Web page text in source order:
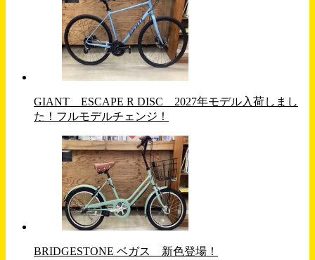
GIANT ESCAPE R DISC 2027年モデル入荷しまし
た！フルモデルチェンジ！
BRIDGESTONE ベガス 新色登場！